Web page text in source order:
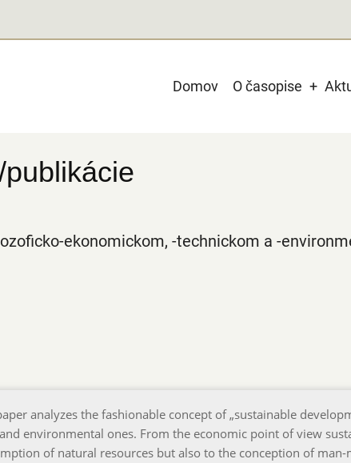
Main
Domov O časopise
ekonomickom, -technickom a -
analyzes the fashionable concept of „sustainable
environmental ones. From the economic point of view
of natural resources but also to the conception of man-